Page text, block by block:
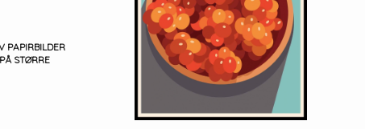
PAPIRBILDER
STØRRE